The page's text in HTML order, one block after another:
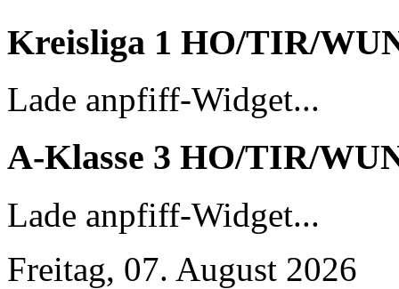
Kreisliga 1 HO/TIR/
Lade anpfiff-Widget...
A-Klasse 3 HO/TIR/
Lade anpfiff-Widget...
Freitag, 07. August 2026